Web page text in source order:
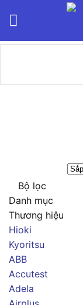
Bộ lọc
Danh mục
Thương hiệu
Hioki
Kyoritsu
ABB
Accutest
Adela